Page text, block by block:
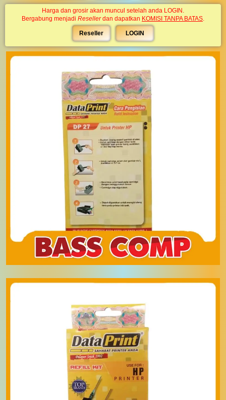
Harga dan grosir akan muncul setelah anda LOGIN.
Bergabung menjadi Resellerdan dapatkan KOMISI TANPA BATAS.
Reseller LOGIN